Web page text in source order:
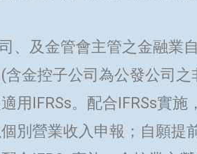
、及金管會主管之金融業
金控子公司為公發公司
用IFRSs。配合IFRSs實
別營業收入申報；自願提